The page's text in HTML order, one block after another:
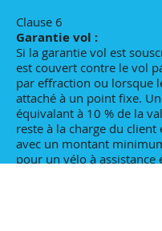
Clause 6
Garantie vol :
Si la garantie vol est
est couvert contre le vol
par effraction ou lorsque
attaché à un point fixe.
équivalant à 10 % de la
reste à la charge du client
avec un montant
pour un vélo à assistance